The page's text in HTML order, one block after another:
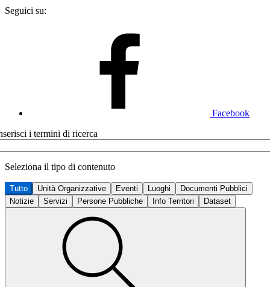
Seguici su:
Facebook
i termini di ricerca
Seleziona il tipo di contenuto
Tutto Unità Organizzative Eventi Luoghi
Documenti Pubblici
Notizie
Servizi Persone Pubbliche Info Territori Dataset